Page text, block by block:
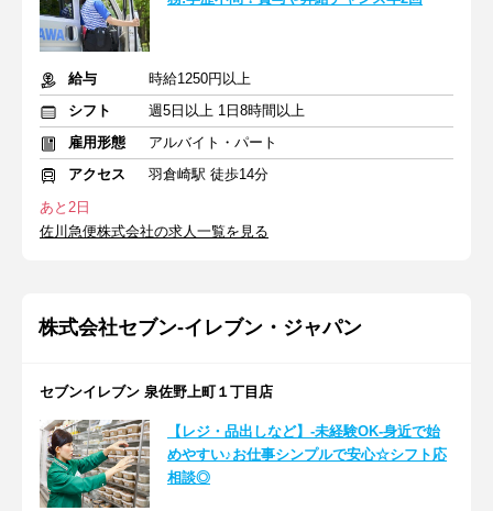
給与
時給1250円以上
シフト
週5日以上 1日8時間以上
雇用形態
アルバイト・パート
アクセス
羽倉崎駅 徒歩14分
あと2日
佐川急便株式会社の求人一覧を見る
株式会社セブン-イレブン・ジャパン
セブンイレブン 泉佐野上町１丁目店
【レジ・品出しなど】-未経験OK-身近で始
めやすい♪お仕事シンプルで安心☆シフト応
相談◎